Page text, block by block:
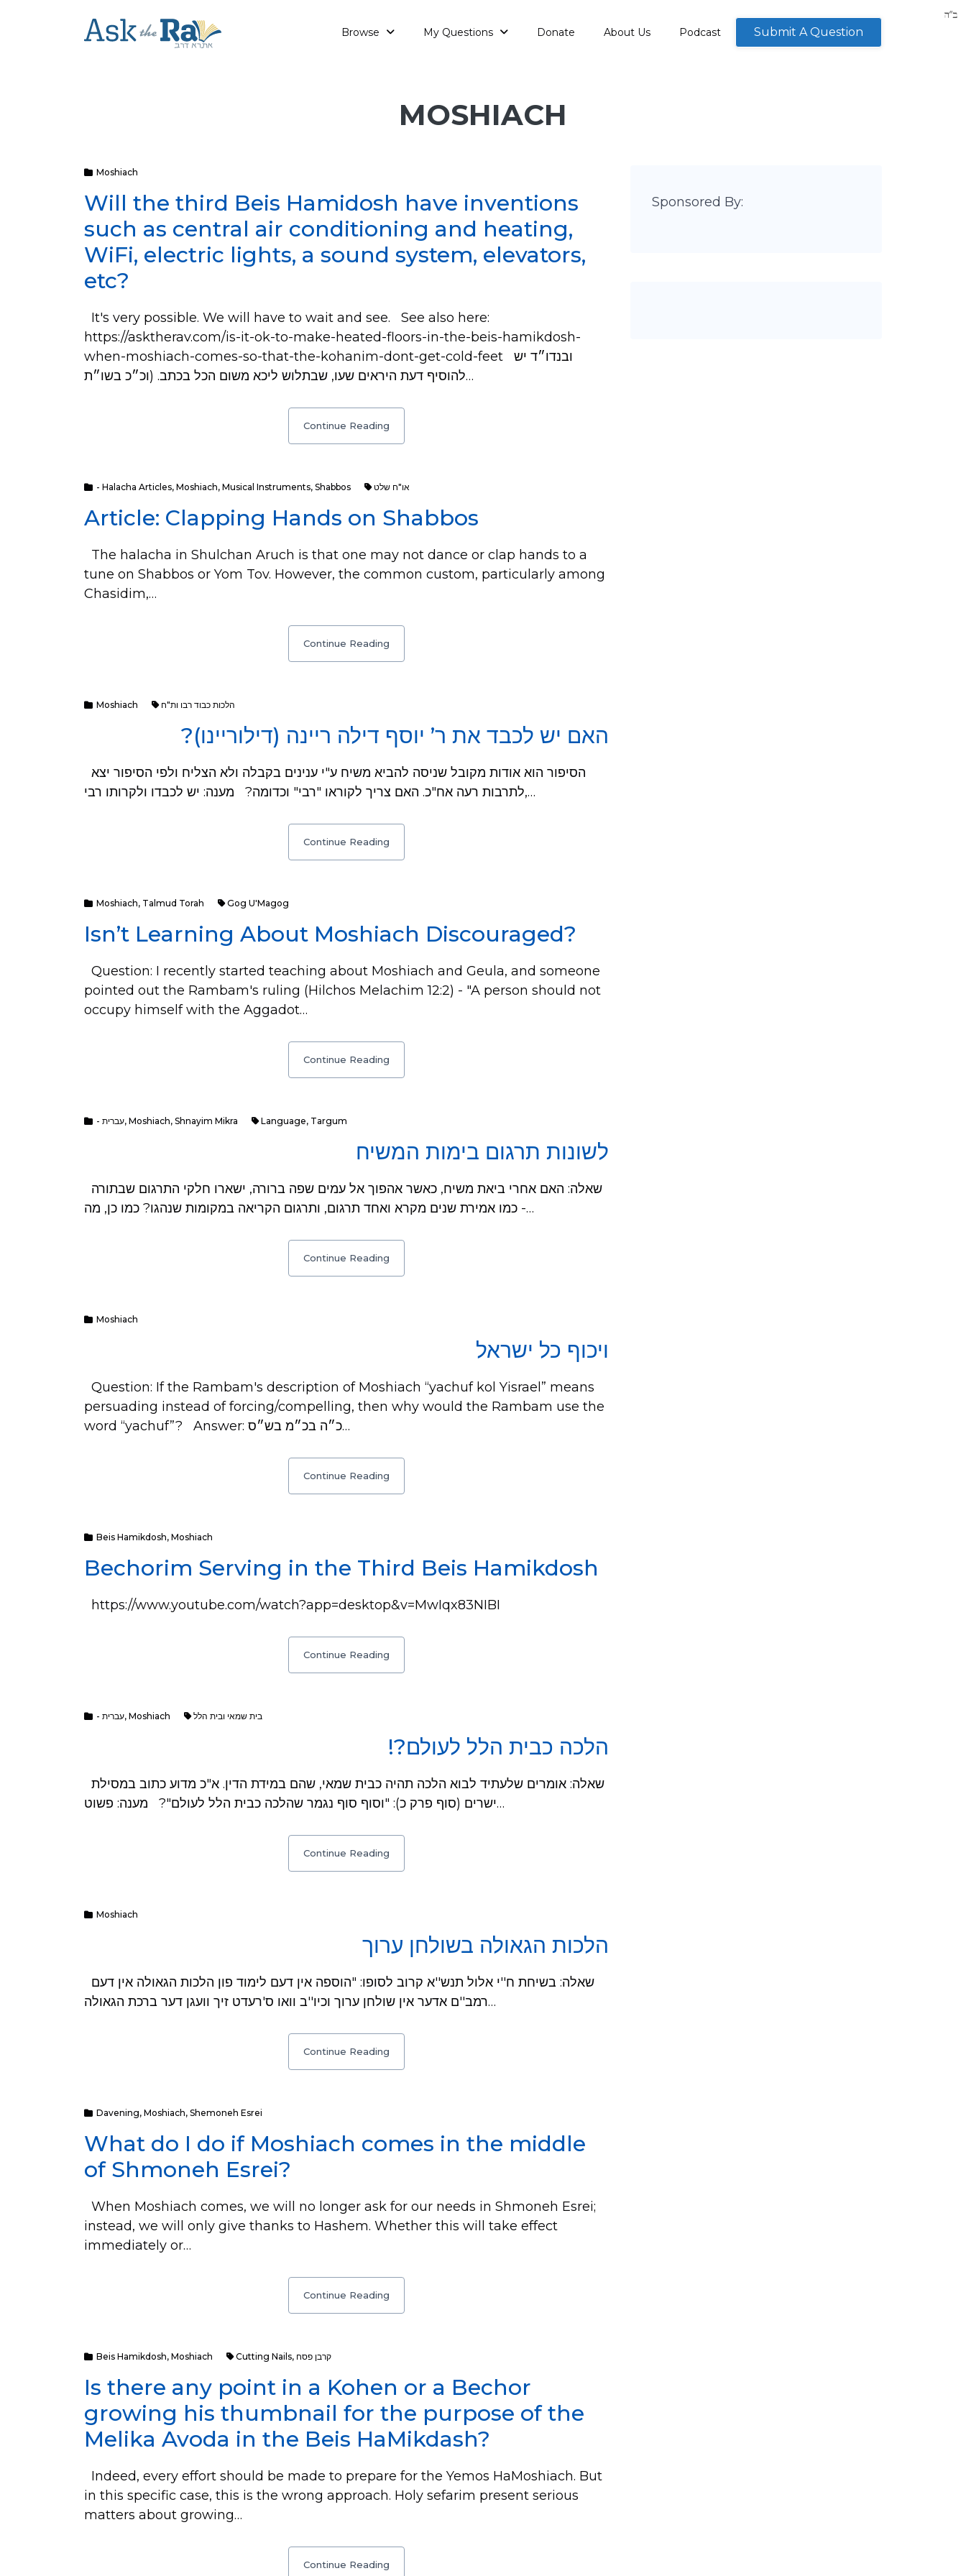
Browse My Questions Donate About Us Podcast Submit A Question
MOSHIACH
Moshiach
Will the third Beis Hamidosh have inventions
such as central air conditioning and heating,
WiFi, electric lights, a sound system, elevators,
etc?
It's very possible. We will have to wait and see. See also here:
https://asktherav.com/is-it-ok-to-make-heated-floors-in-the-beis-hamikdosh-
when-moshiach-comes-so-that-the-kohanim-dont-get-cold-feet ובנדו״ד יש
להוסיף דעת היראים שעו, שבתלוש ליכא משום הכל בכתב. (וכ״כ בשו״ת…
Continue Reading
- Halacha Articles, Moshiach, Musical Instruments, Shabbos או"ח שלט
Article: Clapping Hands on Shabbos
The halacha in Shulchan Aruch is that one may not dance or clap hands to a
tune on Shabbos or Yom Tov. However, the common custom, particularly among
Chasidim,…
Continue Reading
Moshiach הלכות כבוד רבו ות"ח
האם יש לכבד את ר’ יוסף דילה ריינה (דילוריינו)?
לתרבות רעה אח"כ. האם צריך לקוראו "רבי" וכדומה? מענה: יש לכבדו ולקרותו רבי,…
Continue Reading
Moshiach, Talmud Torah Gog U'Magog
Isn’t Learning About Moshiach Discouraged?
Question: I recently started teaching about Moshiach and Geula, and someone
pointed out the Rambam's ruling (Hilchos Melachim 12:2) - "A person should not
occupy himself with the Aggadot…
Continue Reading
- עברית, Moshiach, Shnayim Mikra Language, Targum
לשונות תרגום בימות המשיח
- כמו אמירת שנים מקרא ואחד תרגום, ותרגום הקריאה במקומות שנהגו? כמו כן, מה…
Continue Reading
Moshiach
ויכוף כל ישראל
Question: If the Rambam's description of Moshiach “yachuf kol Yisrael” means
persuading instead of forcing/compelling, then why would the Rambam use the
word “yachuf”? Answer: כ״ה בכ״מ בש״ס…
Continue Reading
Beis Hamikdosh, Moshiach
Bechorim Serving in the Third Beis Hamikdosh
https://www.youtube.com/watch?app=desktop&v=MwIqx83NIBI
Continue Reading
- עברית, Moshiach בית שמאי ובית הלל
הלכה כבית הלל לעולם?!
ישרים (סוף פרק כ): "וסוף סוף נגמר שהלכה כבית הלל לעולם"? מענה: פשוט…
Continue Reading
Moshiach
הלכות הגאולה בשולחן ערוך
רמב''ם אדער אין שולחן ערוך וכיו''ב וואו ס'רעדט זיך וועגן דער ברכת הגאולה…
Continue Reading
Davening, Moshiach, Shemoneh Esrei
What do I do if Moshiach comes in the middle
of Shmoneh Esrei?
When Moshiach comes, we will no longer ask for our needs in Shmoneh Esrei;
instead, we will only give thanks to Hashem. Whether this will take effect
immediately or…
Continue Reading
Beis Hamikdosh, Moshiach Cutting Nails, קרבן פסח
Is there any point in a Kohen or a Bechor
growing his thumbnail for the purpose of the
Melika Avoda in the Beis HaMikdash?
Indeed, every effort should be made to prepare for the Yemos HaMoshiach. But
in this specific case, this is the wrong approach. Holy sefarim present serious
matters about growing…
Continue Reading
Sponsored By: